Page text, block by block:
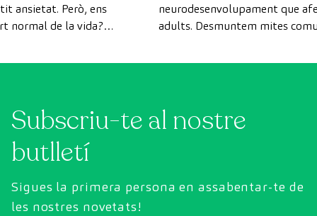
ansietat. Però, ens
normal de la vida?
neurodesenvolupament que
adults. Desmuntem mites
Subscriu-te al nostre
butlletí
Sigues la primera persona en assabentar-te de
les nostres novetats!